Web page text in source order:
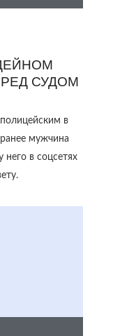
СУДОМ
в
мужчина
него в соцсетях